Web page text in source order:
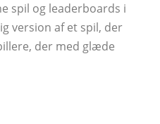
spil og leaderboards i
version af et spil, der
der med glæde